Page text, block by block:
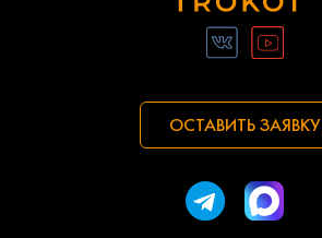
ОСТАВИТЬ ЗАЯВКУ